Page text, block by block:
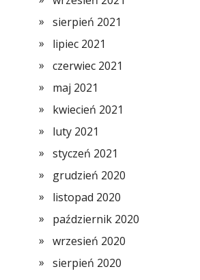
sierpień 2021
lipiec 2021
czerwiec 2021
maj 2021
kwiecień 2021
luty 2021
styczeń 2021
grudzień 2020
listopad 2020
październik 2020
wrzesień 2020
sierpień 2020